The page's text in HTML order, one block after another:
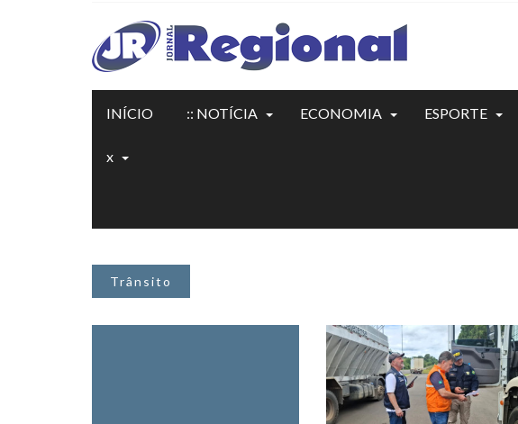
INÍCIO :: NOTÍCIA ECONOMIA ESPORTE
x
Trânsito